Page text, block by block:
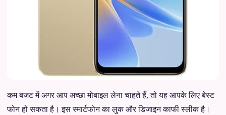
कम बजट में अगर आप अच्छा मोबाइल लेना चाहते हैं, तो यह आपके लिए बेस्ट
फोन हो सकता है। इस स्मार्टफोन का लुक और डिजाइन काफी स्लीक है।